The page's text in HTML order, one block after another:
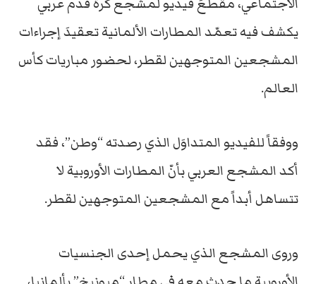
يكشف فيه تعمّد المطارات الألمانية تعقيدَ إجراءات
المشجعين المتوجهين لقطر، لحضور مباريات كأس
العالم.
ووفقاً للفيديو المتداوَل الذي رصدته “وطن”، فقد
أكد المشجع العربي بأنّ المطارات الأوروبية لا
تتساهل أبداً مع المشجعين المتوجهين لقطر.
وروى المشجع الذي يحمل إحدى الجنسيات